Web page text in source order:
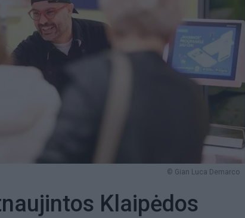
© Gian Luca Demarco
Klaipėdos